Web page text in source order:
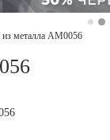
из металла AM0056